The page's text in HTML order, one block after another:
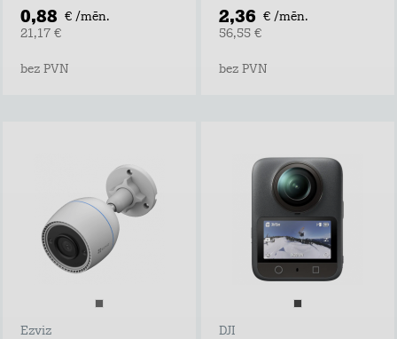
0,88 € /mēn.
21,17 €
bez PVN
2,36 € /mēn.
56,55 €
bez PVN
Ezviz DJI